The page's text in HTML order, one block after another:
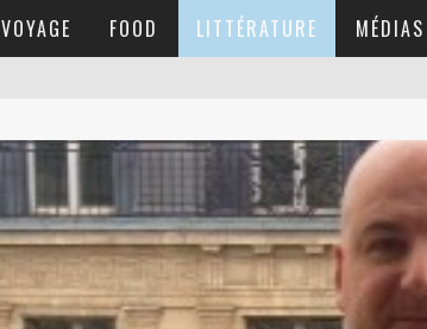
VOYAGE FOOD LITTÉRATURE MÉDIAS